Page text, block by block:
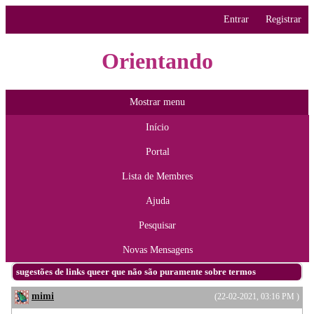
Entrar Registrar
Orientando
Mostrar menu
Início
Portal
Lista de Membres
Ajuda
Pesquisar
Novas Mensagens
sugestões de links queer que não são puramente sobre termos
(22-02-2021, 03:16 PM )
mimi